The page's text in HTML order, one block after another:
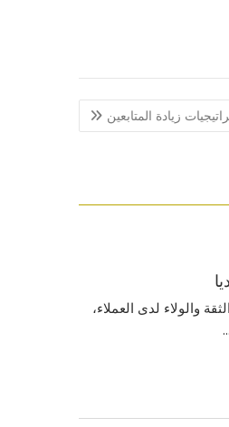
زيادة المتابعين
والولاء لدى العملاء،